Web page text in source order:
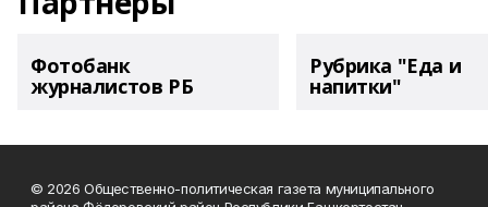
Фотобанк
журналистов РБ
Рубрика "Еда и
напитки"
© 2026 Общественно-политическая газета муниципального